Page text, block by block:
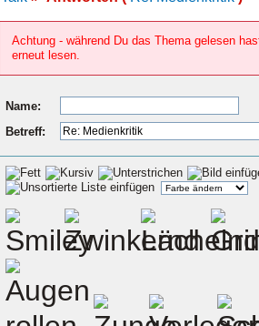
Achtung - während Du das Thema gelesen
erneut lesen.
Name:
Betreff: